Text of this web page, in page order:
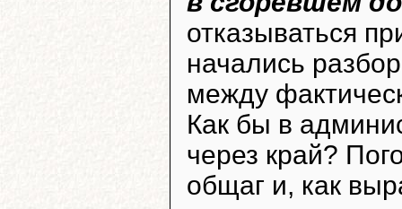
отказываться
начались
между
Как бы в
через край?
общаг и, как